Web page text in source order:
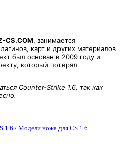
CS.COM, занимается
карт и других материалов
был основан в 2009 году и
который потерял
Counter-Strike 1.6, так как
1.6 / Модели ножа для CS 1.6